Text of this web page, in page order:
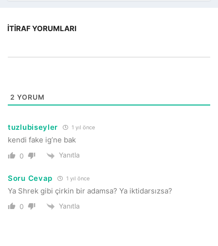
İTIRAF YORUMLARI
2 YORUM
tuzlubiseyler 1 yıl önce
kendi fake ig’ne bak
0 Yanıtla
Soru Cevap 1 yıl önce
Ya Shrek gibi çirkin bir adamsa? Ya iktidarsızsa?
0 Yanıtla